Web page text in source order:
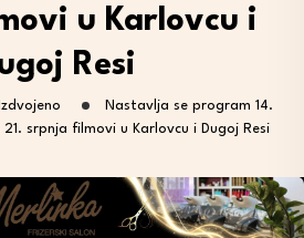
u Karlovcu i
Resi
Izdvojeno
Nastavlja se program 14.
srpnja filmovi u Karlovcu i Dugoj Resi